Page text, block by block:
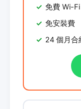
免費 Wi-
免安裝費
24 個月合